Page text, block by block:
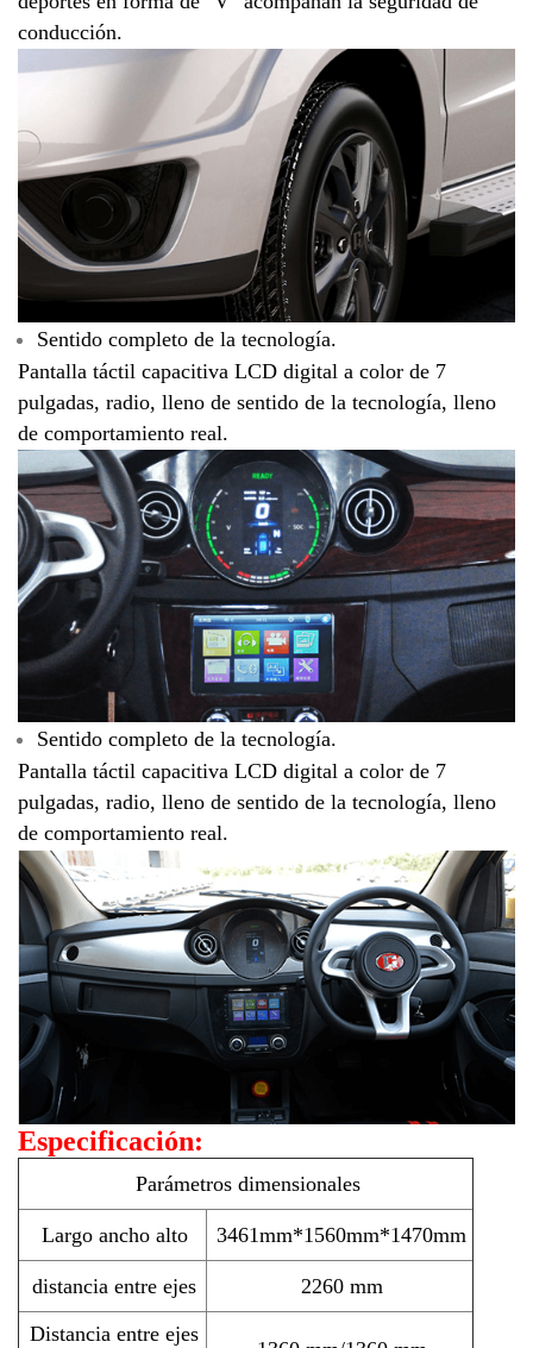
conducción.
Sentido completo de la tecnología.
Pantalla táctil capacitiva LCD digital a color de 7
pulgadas, radio, lleno de sentido de la tecnología, lleno
de comportamiento real.
Sentido completo de la tecnología.
Pantalla táctil capacitiva LCD digital a color de 7
pulgadas, radio, lleno de sentido de la tecnología, lleno
de comportamiento real.
Especificación:
Parámetros dimensionales
Largo ancho alto 3461mm*1560mm*1470mm
distancia entre ejes
2260 mm
Distancia entre ejes